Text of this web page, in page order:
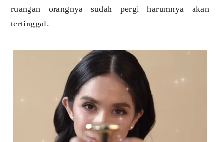
ruangan orangnya sudah pergi harumnya akan
tertinggal.